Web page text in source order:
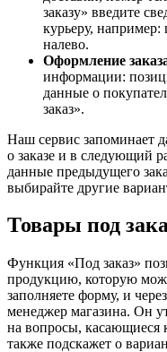
заказу» введите
курьеру, например:
налево.
Оформление
информации:
данные о
заказ».
Наш сервис запоминает
о заказе и в следующий
данные предыдущего
выбирайте другие
Товары под
Функция «Под заказ»
продукцию, которую
заполняете форму, и
менеджер магазина. Он
на вопросы, касающиеся
также подскажет о